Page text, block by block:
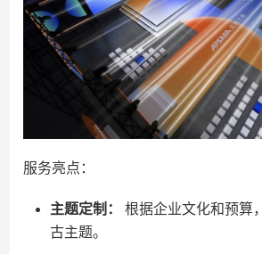
服务亮点：
主题定制：
根据企业文化和预算
古主题。